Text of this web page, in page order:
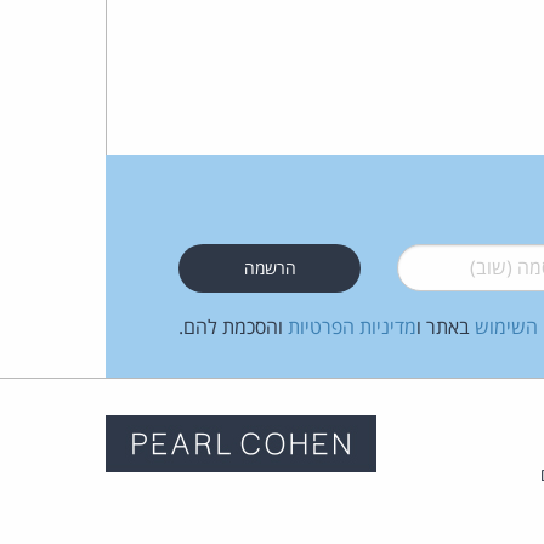
(שוב)*
השימוש באתר ומדיניות הפרטיות והסכמת להם.